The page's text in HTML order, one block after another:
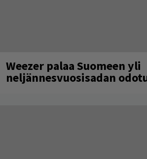
Weezer palaa Suomeen yli
neljännesvuosisadan